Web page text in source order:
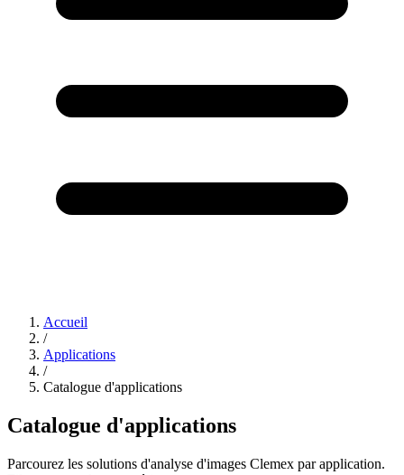
Accueil
/
Applications
/
Catalogue d'applications
Catalogue d'applications
Parcourez les solutions d'analyse d'images Clemex par application.